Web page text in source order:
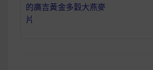
的廣吉黃金多穀大燕麥
片